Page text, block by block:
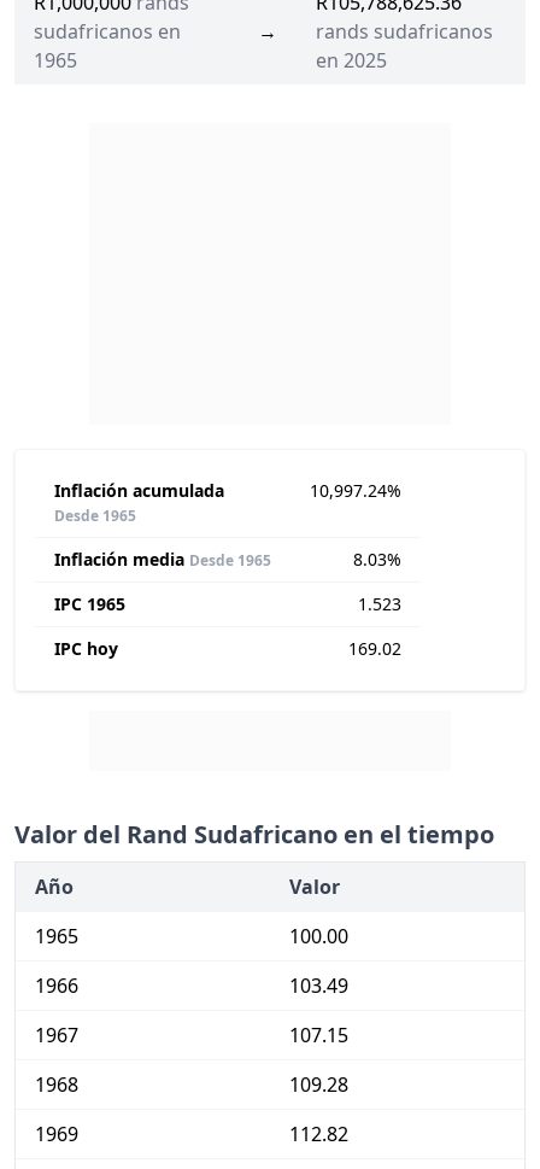
sudafricanos en
1965
→
rands sudafricanos
en 2025
Inflación acumulada
Desde 1965
10,997.24%
Inflación media Desde 1965
8.03%
IPC 1965
1.523
IPC hoy
169.02
Valor del Rand Sudafricano en el tiempo
Año
Valor
1965
100.00
1966
103.49
1967
107.15
1968
109.28
1969
112.82